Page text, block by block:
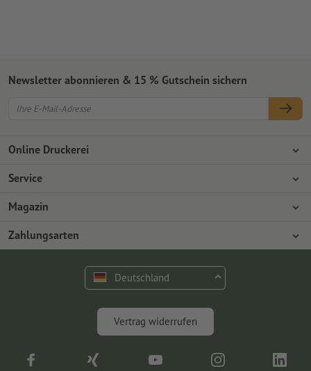
Online Druckerei
Über Onlineprinters
Presse
Umweltschutz
Service
Zahlungsarten
Versand
Magazin
Design
Zahlungsarten
Newsletter abonnieren & 15 % Gutschein sichern
Deutschland
Vertrag widerrufen